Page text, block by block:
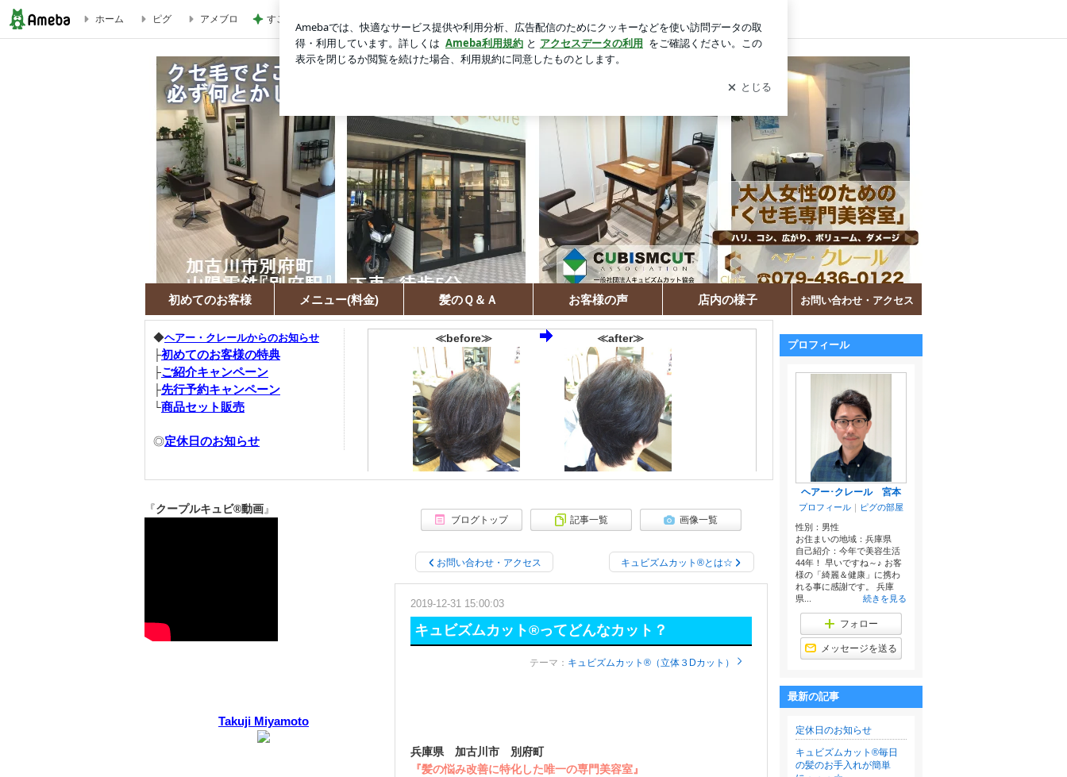
キュビズムカット®ってどんなカット？ | キュビズムカット®(3D立体ｶｯﾄ)の出来る美容室 くせ毛専門美容室 ヘアー・クレール 加古川市
ホーム ピグ アメブロ すごい剣幕で私に訴えてきた患者
ブログトップ 記事一覧 画像一覧
お問い合わせ・アクセス キュビズムカット®とは☆
キュビズムカット®ってどんなカット？
2019-12-31 15:00:03
テーマ： キュビズムカット®（立体３Dカット）
兵庫県 加古川市 別府町
『髪の悩み改善に特化した唯一の専門美容室』
『クープルキュビ®動画』
初めてのお客様 メニュー(料金) 髪のＱ＆Ａ お客様の声 店内の様子 お問い合わせ・アクセス
◆ヘアー・クレールからのお知らせ
├初めてのお客様の特典
├ご紹介キャンペーン
├先行予約キャンペーン
└商品セット販売
◎定休日のお知らせ
≪before≫ ≪after≫
Takuji Miyamoto
プロフィール
ヘアー･クレール 宮本
プロフィール ｜ ピグの部屋
性別： 男性
お住まいの地域： 兵庫県
自己紹介：今年で美容生活
44年！ 早いですね～♪ お客
様の「綺麗＆健康」に携わ
れる事に感謝です。 兵庫
県...
続きを見る
フォロー
メッセージを送る
最新の記事
定休日のお知らせ
キュビズムカット®毎日
の髪のお手入れが簡単